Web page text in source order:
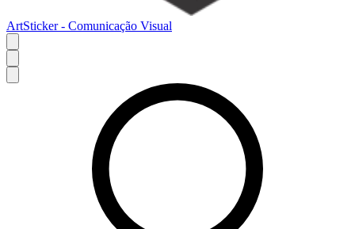
ArtSticker - Comunicação Visual